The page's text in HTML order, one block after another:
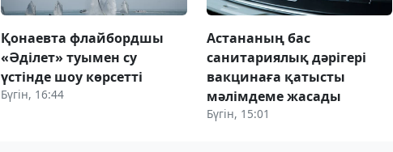
Қонаевта флайбордшы
«Әділет» туымен су
үстінде шоу көрсетті
Бүгін, 16:44
Астананың бас
санитариялық дәрігері
вакцинаға қатысты
мәлімдеме жасады
Бүгін, 15:01